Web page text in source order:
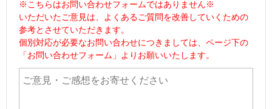
※こちらはお問い合わせフォームではありません※
いただいたご意見は、よくあるご質問を改善していくための
参考とさせていただきます。
個別対応が必要なお問い合わせにつきましては、ページ下の
「お問い合わせフォーム」よりお願いいたします。